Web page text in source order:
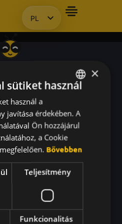
PL
HU
każdego dnia.
Pakiety
Program ambasadorski
Beeward
ENGLISH
KOREAN
×
sütiket használ
használ a
javítása érdekében. A
Ön hozzájárul
a Cookie
Bővebben
Teljesítmény
Funkcionalitás